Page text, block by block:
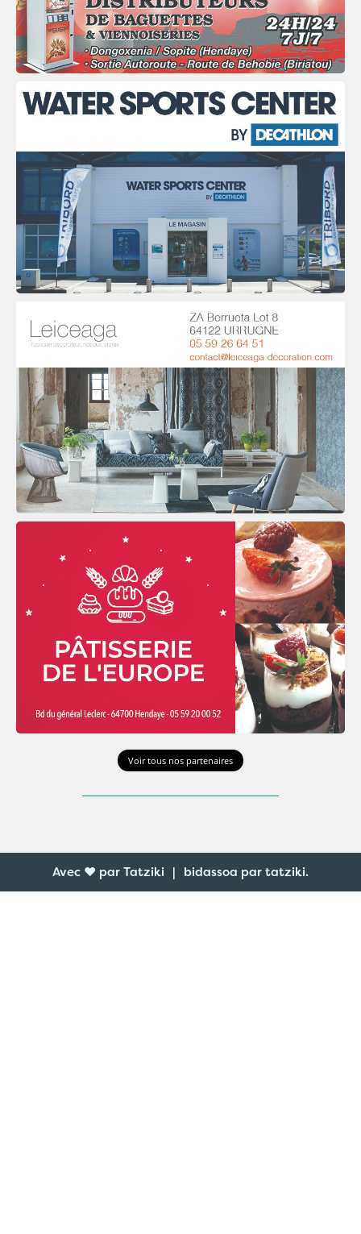
Voir tous nos partenaires
Avec ♥ par Tatziki | bidassoa par tatziki.